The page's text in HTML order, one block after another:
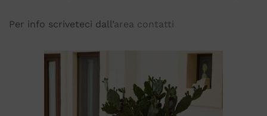
Per info scriveteci dall’area contatti